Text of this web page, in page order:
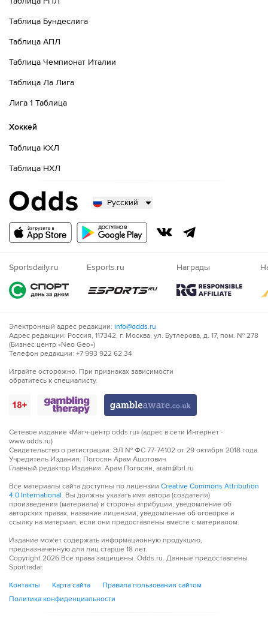
Таблица Бундеслига
Таблица АПЛ
Таблица Чемпионат Италии
Таблица Ла Лига
Лига 1 Таблица
Хоккей
Таблица КХЛ
Таблица НХЛ
Русский
Русский
Nigeria
Sportsdaily.ru Esports.ru Награды
Электронный адрес редакции: info@odds.ru
Адрес редакции: Россия, 117342, г. Москва, ул. Бутлерова, д. 17, пом. № 278
(Бизнес центр «Neo Geo»)
Телефон редакции: +7 993 922 62 34
Играйте осторожно. При признаках зависимости
обратитесь к специалисту.
Сетевое издание «Матч-центр odds.ru» (адрес в сети Интернет -
www.odds.ru)
Свидетельство о регистрации: ЭЛ № ФС 77-74102 от 29 октября 2018 года.
Учредитель Издания: Погосян Арам Ашотович
Главный редактор Издания: Арам Погосян, aram@brl.ru
Все материалы сайта доступны по лицензии Creative Commons Attribution
4.0 International. Вы должны указать имя автора (создателя)
произведения (материала) и стороны атрибуции, уведомление об
авторских правах, название лицензии, уведомление об оговорке и
ссылку на материал, если они предоставлены вместе с материалом.
Издание может содержать информационную продукцию,
предназначенную для лиц старше 18 лет.
Copyright 2026 Все права защищены. Odds.ru. Данные предоставлены
Sportradar.
Контакты
Карта сайта
Правила пользования сайтом
Политика конфиденциальности